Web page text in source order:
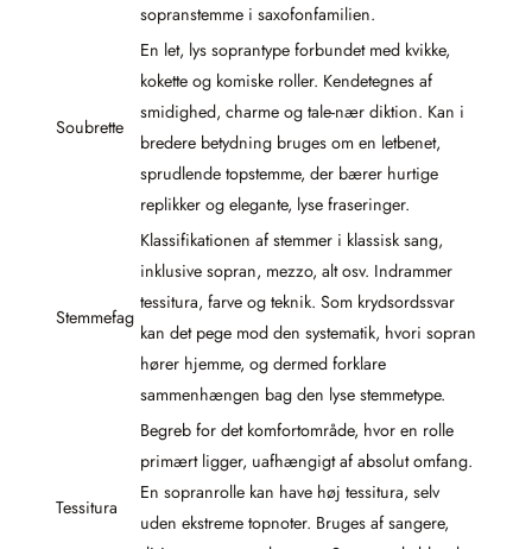
sopranstemme i saxofonfamilien.
Soubrette
En let, lys soprantype forbundet med kvikke,
kokette og komiske roller. Kendetegnes af
smidighed, charme og tale-nær diktion. Kan i
bredere betydning bruges om en letbenet,
sprudlende topstemme, der bærer hurtige
replikker og elegante, lyse fraseringer.
Stemmefag
Klassifikationen af stemmer i klassisk sang,
inklusive sopran, mezzo, alt osv. Indrammer
tessitura, farve og teknik. Som krydsordssvar
kan det pege mod den systematik, hvori sopran
hører hjemme, og dermed forklare
sammenhængen bag den lyse stemmetype.
Tessitura
Begreb for det komfortområde, hvor en rolle
primært ligger, uafhængigt af absolut omfang.
En sopranrolle kan have høj tessitura, selv
uden ekstreme topnoter. Bruges af sangere,